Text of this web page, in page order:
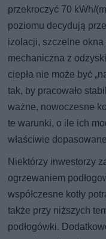
przekroczyć 70 kWh/
poziomu decydują
izolacji, szczelne
mechaniczna z
ciepła nie może być
tak, by pracowało
ważne, nowoczesne
te warunki, o ile ich
właściwie
Niektórzy inwestorzy
ogrzewaniem
współczesne kotły
także przy niższych
podłogówki.